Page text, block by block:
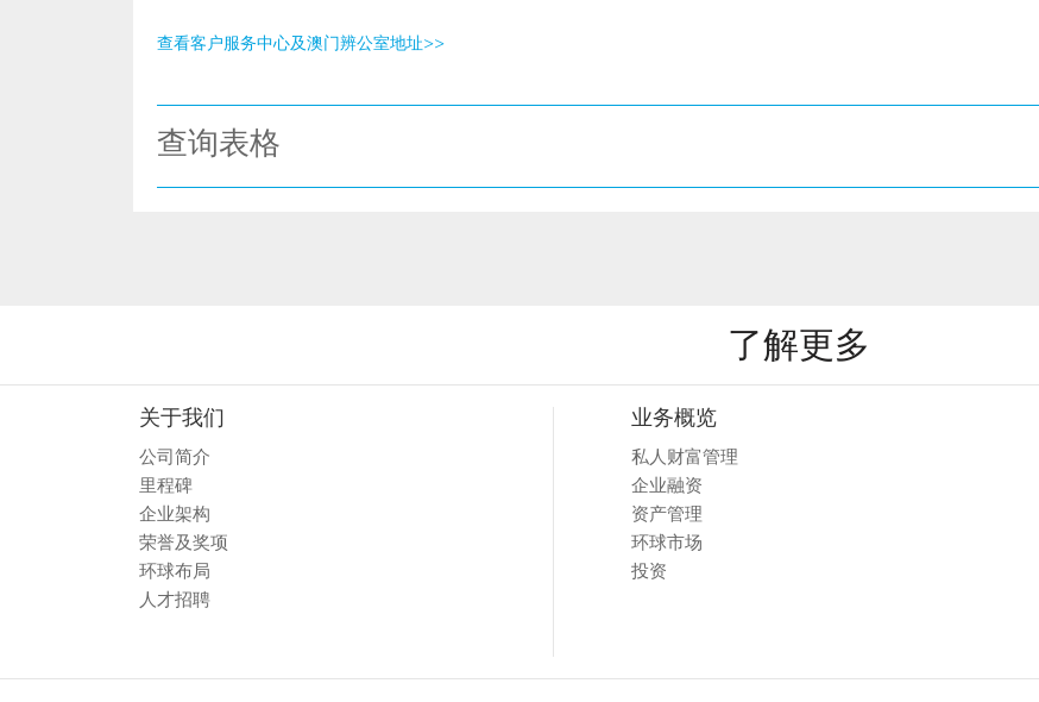
查看客户服务中心及澳门辨公室地址>>
查询表格
了解更多
关于我们
公司简介
里程碑
企业架构
荣誉及奖项
环球布局
人才招聘
业务概览
私人财富管理
企业融资
资产管理
环球市场
投资